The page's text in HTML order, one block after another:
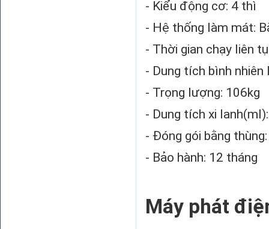
- Kiểu động cơ: 4 thì
- Hệ thống làm mát:
- Thời gian chạy liên
- Dung tích bình
- Trọng lượng: 106kg
- Dung tích xi
- Đóng gói bằng
- Bảo hành: 12 tháng
Máy phát